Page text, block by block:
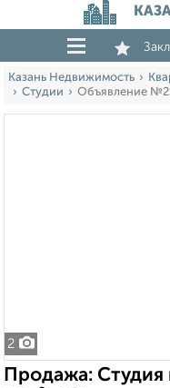
Казань Недвижимость
Студии
Объявление
2
Продажа: Студия